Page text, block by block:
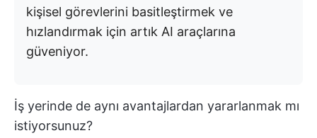
kişisel görevlerini basitleştirmek ve
hızlandırmak için artık AI araçlarına
güveniyor.
İş yerinde de aynı avantajlardan yararlanmak mı
istiyorsunuz?